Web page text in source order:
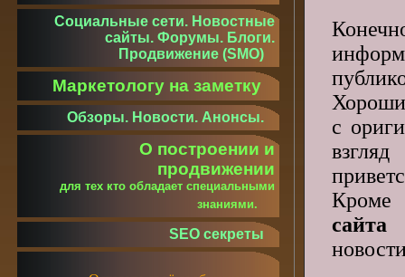
с
Кроме
сайта
Социальные сети. Новостные
сайты. Форумы. Блоги.
Продвижение (SMO)
Маркетологу на заметку
Обзоры. Новости. Анонсы.
О построении и
продвижении
для тех кто обладает специальными
знаниями.
SEO секреты